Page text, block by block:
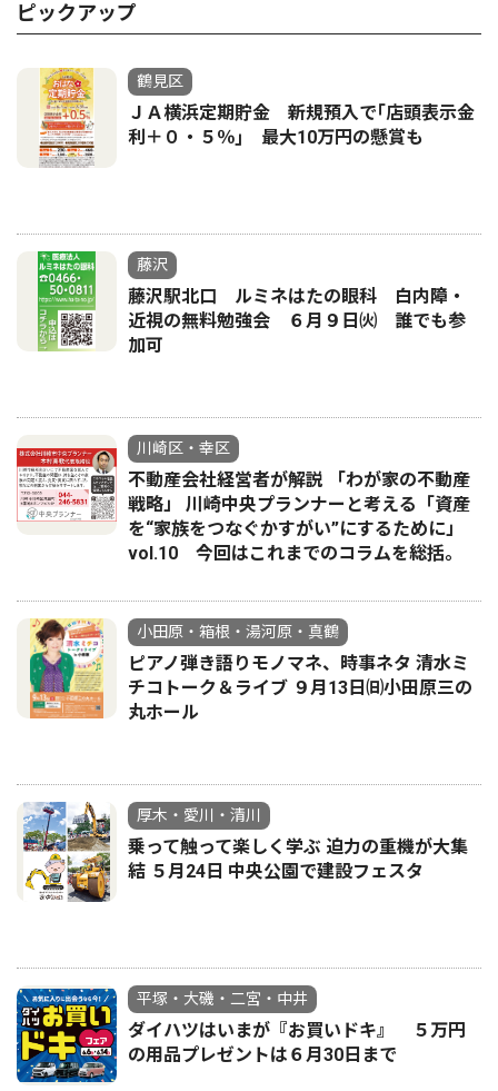
ピックアップ
鶴見区
ＪＡ横浜定期貯金 新規預入で｢店頭表示金
利＋０・５％｣ 最大10万円の懸賞も
藤沢
藤沢駅北口 ルミネはたの眼科 白内障・
近視の無料勉強会 ６月９日㈫ 誰でも参
加可
川崎区・幸区
不動産会社経営者が解説 「わが家の不動産
戦略」 川崎中央プランナーと考える「資産
を“家族をつなぐかすがい”にするために」
vol.10 今回はこれまでのコラムを総括。
小田原・箱根・湯河原・真鶴
ピアノ弾き語りモノマネ、時事ネタ 清水ミ
チコトーク＆ライブ ９月13日㈰小田原三の
丸ホール
厚木・愛川・清川
乗って触って楽しく学ぶ 迫力の重機が大集
結 ５月24日 中央公園で建設フェスタ
平塚・大磯・二宮・中井
ダイハツはいまが『お買いドキ』 ５万円
の用品プレゼントは６月30日まで